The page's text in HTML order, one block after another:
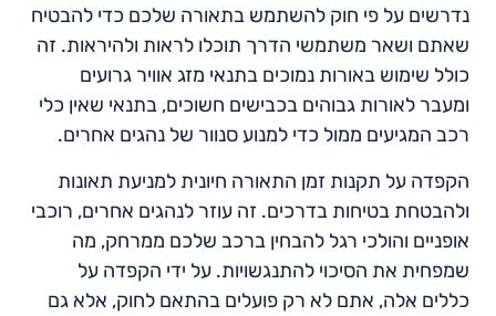
נדרשים על פי חוק להשתמש בתאורה שלכם כדי להבטיח
שאתם ושאר משתמשי הדרך תוכלו לראות ולהיראות. זה
כולל שימוש באורות נמוכים בתנאי מזג אוויר גרועים
ומעבר לאורות גבוהים בכבישים חשוכים, בתנאי שאין כלי
רכב המגיעים ממול כדי למנוע סנוור של נהגים אחרים.
הקפדה על תקנות זמן התאורה חיונית למניעת תאונות
ולהבטחת בטיחות בדרכים. זה עוזר לנהגים אחרים, רוכבי
אופניים והולכי רגל להבחין ברכב שלכם ממרחק, מה
שמפחית את הסיכוי להתנגשויות. על ידי הקפדה על
כללים אלה, אתם לא רק פועלים בהתאם לחוק, אלא גם